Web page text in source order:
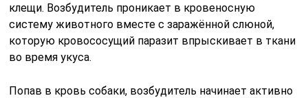
клещи. Возбудитель проникает в кровеносную
систему животного вместе с заражённой слюной,
которую кровососущий паразит впрыскивает в ткани
во время укуса.
Попав в кровь собаки, возбудитель начинает активно